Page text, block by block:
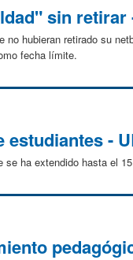
sin retirar
hubieran retirado su
fecha límite.
estudiantes -
ha extendido hasta el